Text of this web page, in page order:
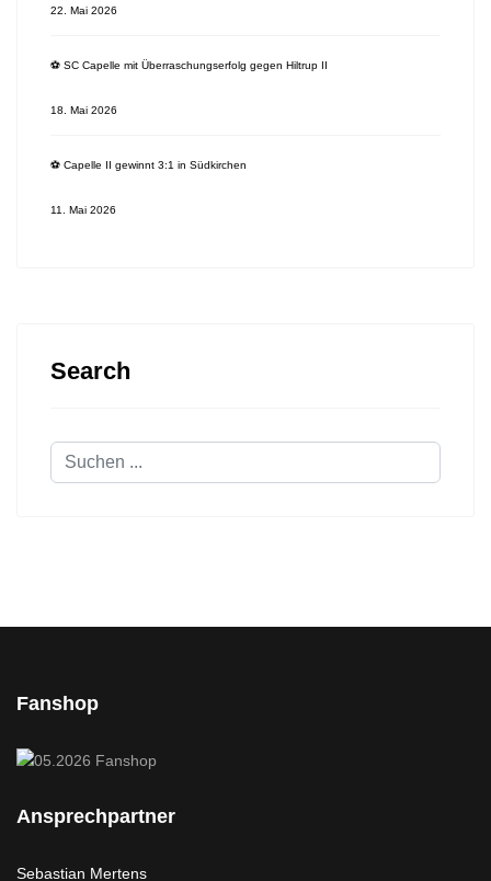
22. Mai 2026
⚽️ SC Capelle mit Überraschungserfolg gegen Hiltrup II
18. Mai 2026
⚽️ Capelle II gewinnt 3:1 in Südkirchen
11. Mai 2026
Search
Suchen
Fanshop
Ansprechpartner
Sebastian Mertens